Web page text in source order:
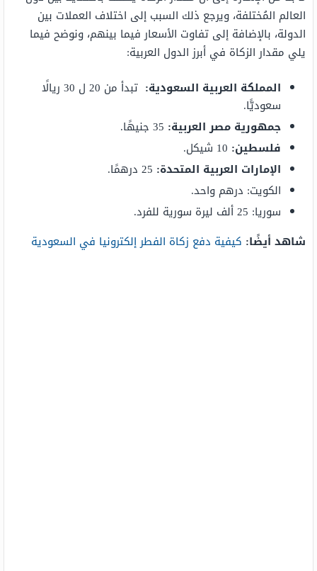
العالم المُختلفة، ويرجع ذلك السبب إلى اختلاف العملات بين
الدولة، بالإضافة إلى تفاوت الأسعار فيما بينهم، ونوضح فيما
يلي مقدار الزكاة في أبرز الدول العربية:
المملكة العربية السعودية:
تبدأ من 20 ل 30 ريالًا
سعوديًّا.
جمهورية مصر العربية:
فلسطين:
الإمارات العربية المتحدة:
الكويت: درهم واحد.
سوريا: 25 ألف ليرة سورية للفرد.
شاهد أيضًا: كيفية دفع زكاة الفطر إلكترونيا في السعودية